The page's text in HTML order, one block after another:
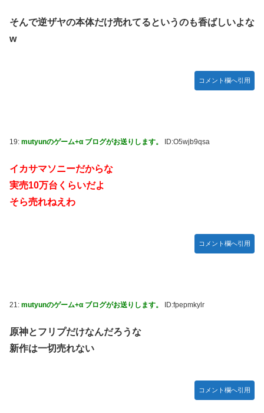
そんで逆ザヤの本体だけ売れてるというのも香ばしいよな
w
コメント欄へ引用
19: mutyunのゲーム+α ブログがお送りします。 ID:O5wjb9qsa
イカサマソニーだからな
実売10万台くらいだよ
そら売れねえわ
コメント欄へ引用
21: mutyunのゲーム+α ブログがお送りします。 ID:fpepmkylr
原神とフリプだけなんだろうな
新作は一切売れない
コメント欄へ引用